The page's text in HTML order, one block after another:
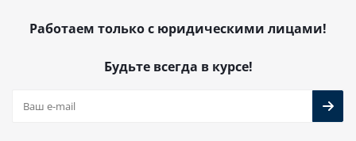
Работаем только с юридическими лицами!
Будьте всегда в курсе!